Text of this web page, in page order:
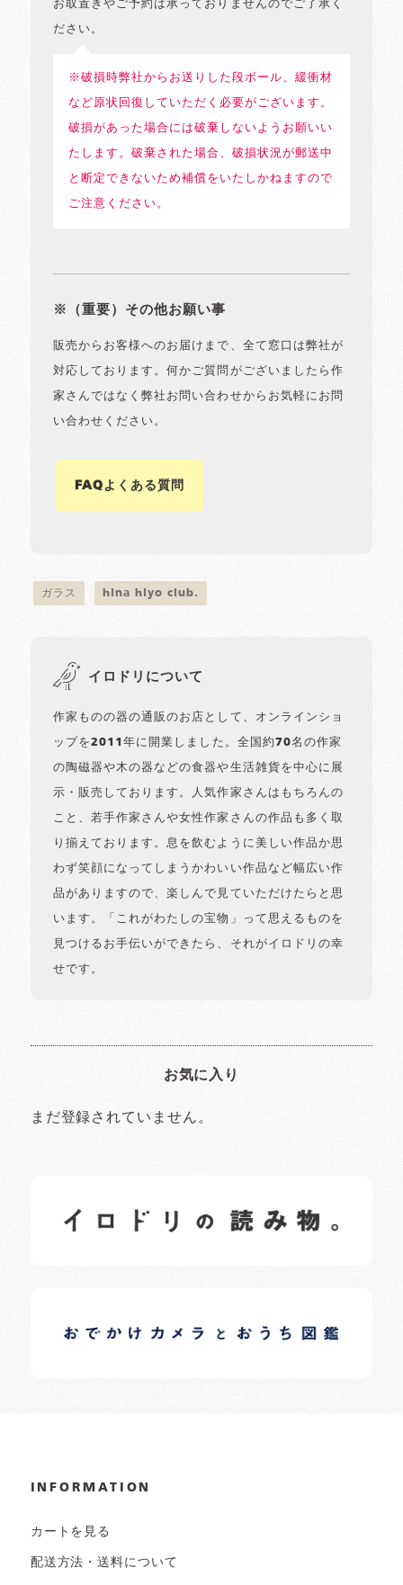
お取置きやご予約は承っておりませんのでご了承く
ださい。
※破損時弊社からお送りした段ボール、緩衝材
など原状回復していただく必要がございます。
破損があった場合には破棄しないようお願いい
たします。破棄された場合、破損状況が郵送中
と断定できないため補償をいたしかねますので
ご注意ください。
※（重要）その他お願い事
販売からお客様へのお届けまで、全て窓口は弊社が
対応しております。何かご質問がございましたら作
家さんではなく弊社お問い合わせからお気軽にお問
い合わせください。
FAQよくある質問
ガラス hina hiyo club.
イロドリについて
作家ものの器の通販のお店として、オンラインショ
ップを2011年に開業しました。全国約70名の作家
の陶磁器や木の器などの食器や生活雑貨を中心に展
示・販売しております。人気作家さんはもちろんの
こと、若手作家さんや女性作家さんの作品も多く取
り揃えております。息を飲むように美しい作品か思
わず笑顔になってしまうかわいい作品など幅広い作
品がありますので、楽しんで見ていただけたらと思
います。「これがわたしの宝物」って思えるものを
見つけるお手伝いができたら、それがイロドリの幸
せです。
お気に入り
まだ登録されていません。
日常の様子など随時更新中です。
日常の様子など随時更新中です。
INFORMATION
カートを見る
配送方法・送料について